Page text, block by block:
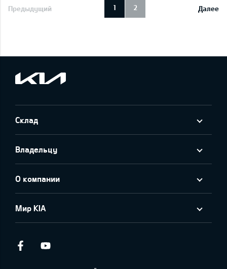
Предыдущий Далее
1 2
Склад
Владельцу
О компании
Мир KIA
Facebook